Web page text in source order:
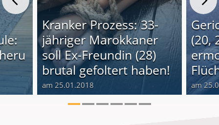
Kranker Prozess: 33-
jähriger Marokkaner
soll Ex-Freundin (28)
brutal gefoltert haben!
am 25.01.2018
(20,
am